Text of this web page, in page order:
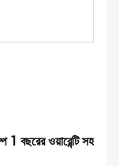
বছরের ওয়ারেন্টি সহ